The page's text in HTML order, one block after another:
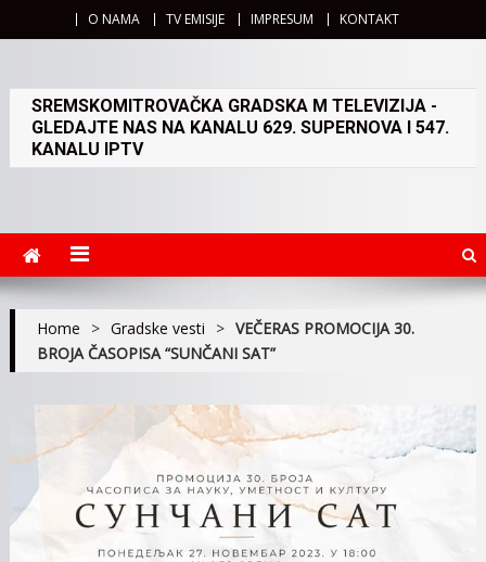
O NAMA TV EMISIJE IMPRESUM KONTAKT
SREMSKOMITROVAČKA GRADSKA M TELEVIZIJA -
GLEDAJTE NAS NA KANALU 629. SUPERNOVA I 547.
KANALU IPTV
Home > Gradske vesti > VEČERAS PROMOCIJA 30.
BROJA ČASOPISA “SUNČANI SAT”